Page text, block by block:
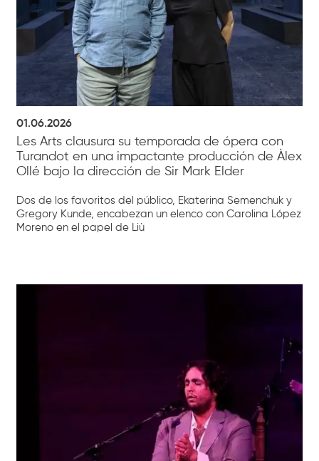
01.06.2026
Les Arts clausura su temporada de ópera con
Turandot en una impactante producción de Àlex
Ollé bajo la dirección de Sir Mark Elder
Dos de los favoritos del público, Ekaterina Semenchuk y
Gregory Kunde, encabezan un elenco con Carolina López
Moreno en el papel de Liù